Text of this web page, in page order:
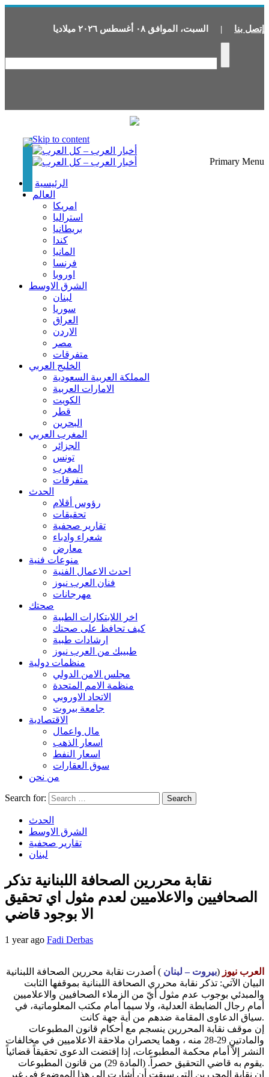
إتصل بنا | السبت، الموافق ٠٨ أغسطس ٢٠٢٦ ميلاديا
Skip to content
Primary Menu
الرئيسية
العالم
امريكا
استراليا
بريطانيا
كندا
المانيا
فرنسا
اوروبا
الشرق الاوسط
لبنان
سوريا
العراق
الاردن
مصر
متفرقات
الخليج العربي
المملكة العربية السعودية
الامارات العربية
الكويت
قطر
البحرين
المغرب العربي
الجزائر
تونس
المغرب
متفرقات
الحدث
رؤوس أقلام
تحقيقات
تقارير صحفية
شعراء وادباء
معارض
منوعات فنية
احدث الاعمال الفنية
فنان العرب نيوز
مهرجانات
صحتك
اخر اللابتكارات الطبية
كيف تحافظ على صحتك
ارشادات طبية
طبيبك من العرب نيوز
منظمات دولية
مجلس الامن الدولي
منظمة الامم المتحدة
الاتحاد الاوروبي
جامعة بيروت
الاقتصادية
مال واعمال
اسعار الذهب
اسعار النفط
سوق العقارات
من نحن
Search for:
الحدث
الشرق الاوسط
تقارير صحفية
لبنان
نقابة محررين الصحافة اللبنانية تذكر
الصحافيين والاعلاميين لعدم مثول اي تحقيق
الا بوجود قاضي
1 year ago Fadi Derbas
العرب نيوز (بيروت – لبنان ) أصدرت نقابة محررين الصحافة اللبنانية
البيان الآتي: تذكر نقابة محرري الصحافة اللبنانية بموقفها الثابت
والمبدئي بوجوب عدم مثول أيّ من الزملاء الصحافيين والاعلاميين
أمام رجال الضابطة العدلية، ولا سيما أمام مكتب المعلوماتية، في
سياق الدعاوى المقامة ضدهم من أية جهة كانت.
إن موقف نقابة المحررين ينسجم مع أحكام قانون المطبوعات
والمادتين 29-28 منه ، وهما يحصران ملاحقة الاعلاميين في مخالفات
النشر إلاّ أمام محكمة المطبوعات، إذا إقتضت الدعوى تحقيقاً قضائياً
يقوم به قاضي التحقيق حصراً. (المادة 29) من قانون المطبوعات.
إن نقابة المحررين التي سبقت أن أشارت الى هذا الموضوع في غير